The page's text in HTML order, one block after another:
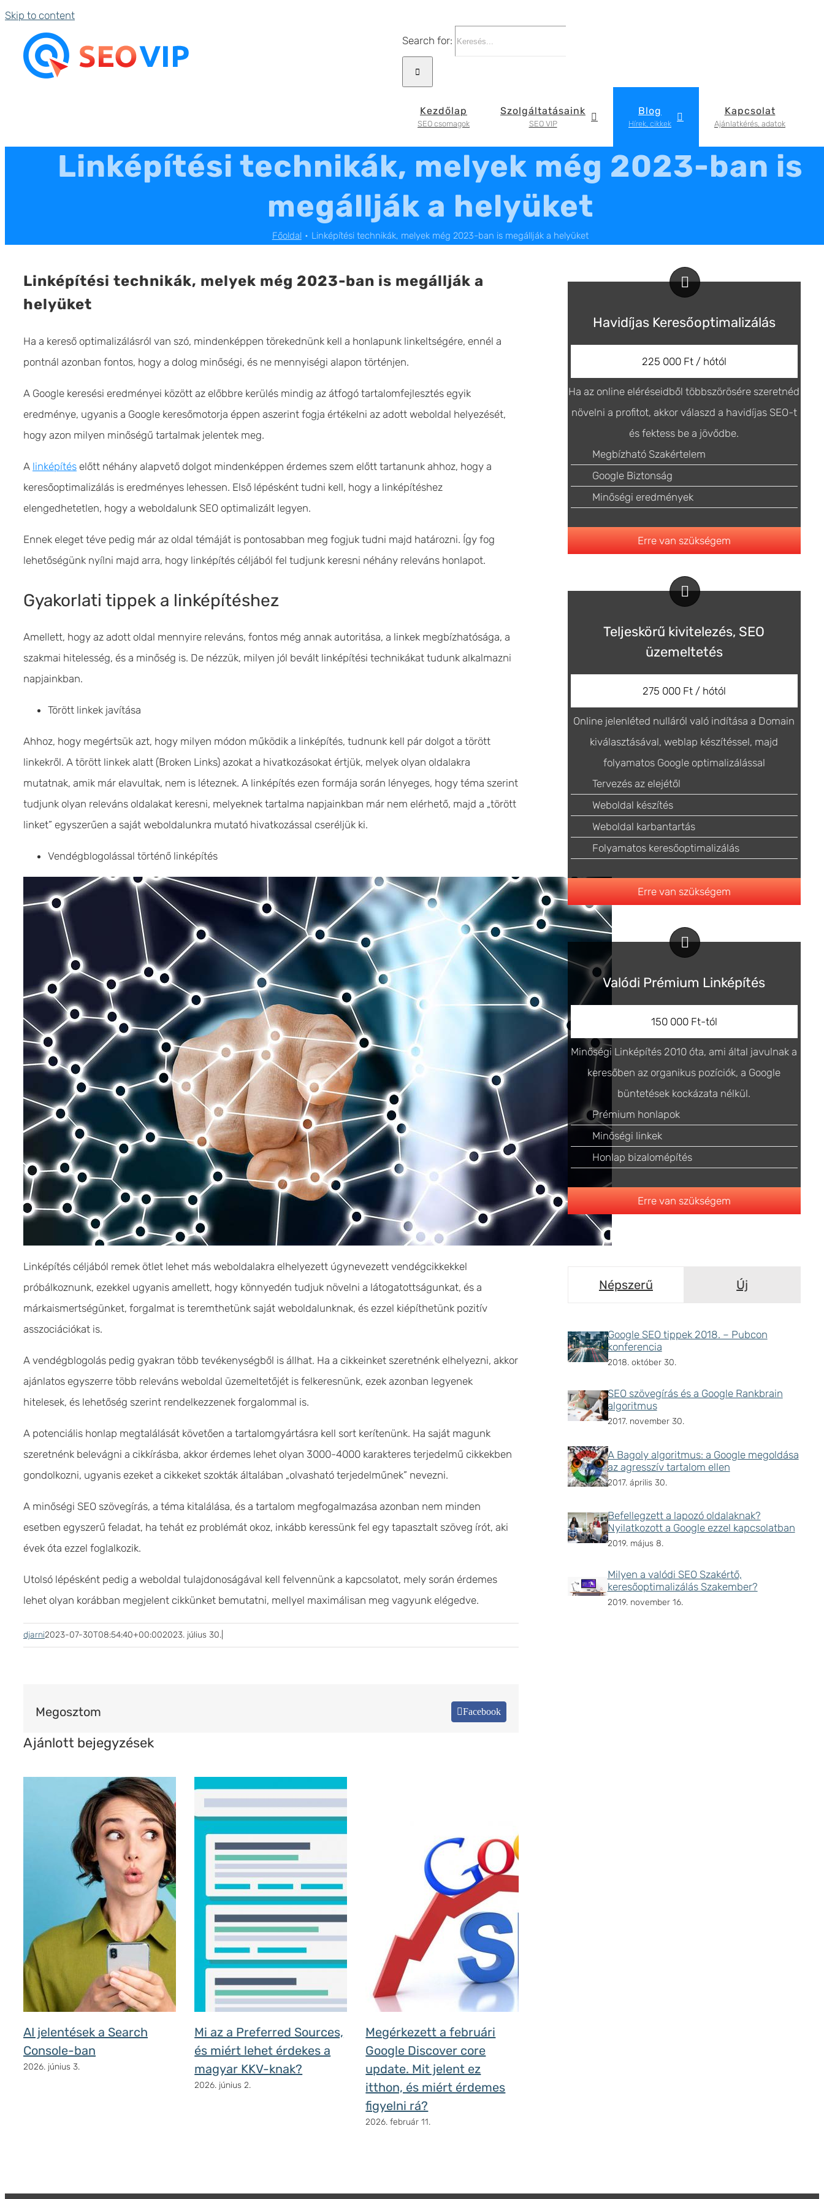
Skip to content
Search for:
Kezdőlap
SEO csomagok
Szolgáltatásaink
SEO VIP
Blog
Hírek, cikkek
Kapcsolat
Ajánlatkérés, adatok
Linképítési technikák, melyek még 2023-ban is
megállják a helyüket
Főoldal Linképítési technikák, melyek még 2023-ban is megállják a helyüket
Linképítési technikák, melyek még 2023-ban is megállják a
helyüket
Ha a kereső optimalizálásról van szó, mindenképpen törekednünk kell a honlapunk linkeltségére, ennél a
pontnál azonban fontos, hogy a dolog minőségi, és ne mennyiségi alapon történjen.
A Google keresési eredményei között az előbbre kerülés mindig az átfogó tartalomfejlesztés egyik
eredménye, ugyanis a Google keresőmotorja éppen aszerint fogja értékelni az adott weboldal helyezését,
hogy azon milyen minőségű tartalmak jelentek meg.
A linképítés előtt néhány alapvető dolgot mindenképpen érdemes szem előtt tartanunk ahhoz, hogy a
keresőoptimalizálás is eredményes lehessen. Első lépésként tudni kell, hogy a linképítéshez
elengedhetetlen, hogy a weboldalunk SEO optimalizált legyen.
Ennek eleget téve pedig már az oldal témáját is pontosabban meg fogjuk tudni majd határozni. Így fog
lehetőségünk nyílni majd arra, hogy linképítés céljából fel tudjunk keresni néhány releváns honlapot.
Gyakorlati tippek a linképítéshez
Amellett, hogy az adott oldal mennyire releváns, fontos még annak autoritása, a linkek megbízhatósága, a
szakmai hitelesség, és a minőség is. De nézzük, milyen jól bevált linképítési technikákat tudunk alkalmazni
napjainkban.
Törött linkek javítása
Ahhoz, hogy megértsük azt, hogy milyen módon működik a linképítés, tudnunk kell pár dolgot a törött
linkekről. A törött linkek alatt (Broken Links) azokat a hivatkozásokat értjük, melyek olyan oldalakra
mutatnak, amik már elavultak, nem is léteznek. A linképítés ezen formája során lényeges, hogy téma szerint
tudjunk olyan releváns oldalakat keresni, melyeknek tartalma napjainkban már nem elérhető, majd a „törött
linket” egyszerűen a saját weboldalunkra mutató hivatkozással cseréljük ki.
Vendégblogolással történő linképítés
Linképítés céljából remek ötlet lehet más weboldalakra elhelyezett úgynevezett vendégcikkekkel
próbálkoznunk, ezekkel ugyanis amellett, hogy könnyedén tudjuk növelni a látogatottságunkat, és a
márkaismertségünket, forgalmat is teremthetünk saját weboldalunknak, és ezzel kiépíthetünk pozitív
asszociációkat is.
A vendégblogolás pedig gyakran több tevékenységből is állhat. Ha a cikkeinket szeretnénk elhelyezni, akkor
ajánlatos egyszerre több releváns weboldal üzemeltetőjét is felkeresnünk, ezek azonban legyenek
hitelesek, és lehetőség szerint rendelkezzenek forgalommal is.
A potenciális honlap megtalálását követően a tartalomgyártásra kell sort kerítenünk. Ha saját magunk
szeretnénk belevágni a cikkírásba, akkor érdemes lehet olyan 3000-4000 karakteres terjedelmű cikkekben
gondolkozni, ugyanis ezeket a cikkeket szokták általában „olvasható terjedelműnek” nevezni.
A minőségi SEO szövegírás, a téma kitalálása, és a tartalom megfogalmazása azonban nem minden
esetben egyszerű feladat, ha tehát ez problémát okoz, inkább keressünk fel egy tapasztalt szöveg írót, aki
évek óta ezzel foglalkozik.
Utolsó lépésként pedig a weboldal tulajdonoságával kell felvennünk a kapcsolatot, mely során érdemes
lehet olyan korábban megjelent cikkünket bemutatni, mellyel maximálisan meg vagyunk elégedve.
djarni2023-07-30T08:54:40+00:002023. július 30.
Megosztom Facebook
Ajánlott bejegyzések
AI jelentések a Search
Console-ban
2026. június 3.
Mi az a Preferred Sources,
és miért lehet érdekes a
magyar KKV-knak?
2026. június 2.
Megérkezett a februári
Google Discover core
update. Mit jelent ez
itthon, és miért érdemes
figyelni rá?
2026. február 11.
Havidíjas Keresőoptimalizálás
225 000 Ft / hótól
Ha az online eléréseidből többszörösére szeretnéd
növelni a profitot, akkor válaszd a havidíjas SEO-t
és fektess be a jövődbe.
Megbízható Szakértelem
Google Biztonság
Minőségi eredmények
Erre van szükségem
Teljeskörű kivitelezés, SEO
üzemeltetés
275 000 Ft / hótól
Online jelenléted nulláról való indítása a Domain
kiválasztásával, weblap készítéssel, majd
folyamatos Google optimalizálással
Tervezés az elejétől
Weboldal készítés
Weboldal karbantartás
Folyamatos keresőoptimalizálás
Erre van szükségem
Valódi Prémium Linképítés
150 000 Ft-tól
Minőségi Linképítés 2010 óta, ami által javulnak a
keresőben az organikus pozíciók, a Google
büntetések kockázata nélkül.
Prémium honlapok
Minőségi linkek
Honlap bizalomépítés
Erre van szükségem
Népszerű Új
Google SEO tippek 2018. – Pubcon
konferencia
2018. október 30.
SEO szövegírás és a Google Rankbrain
algoritmus
2017. november 30.
A Bagoly algoritmus: a Google megoldása
az agresszív tartalom ellen
2017. április 30.
Befellegzett a lapozó oldalaknak?
Nyilatkozott a Google ezzel kapcsolatban
2019. május 8.
Milyen a valódi SEO Szakértő,
keresőoptimalizálás Szakember?
2019. november 16.